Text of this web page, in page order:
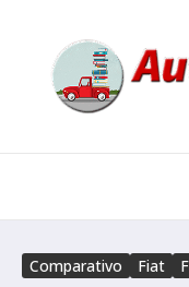
Comparativo Fiat